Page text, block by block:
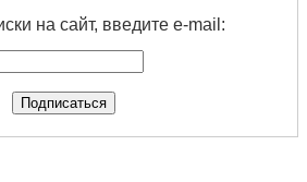
на сайт, введите e-mail: